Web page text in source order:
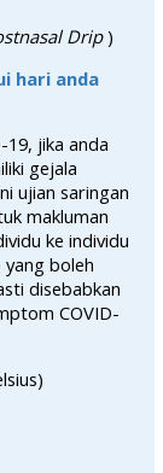
Drip)
hari anda
19, jika anda
gejala
ujian saringan
makluman
ke individu
boleh
disebabkan
COVID-